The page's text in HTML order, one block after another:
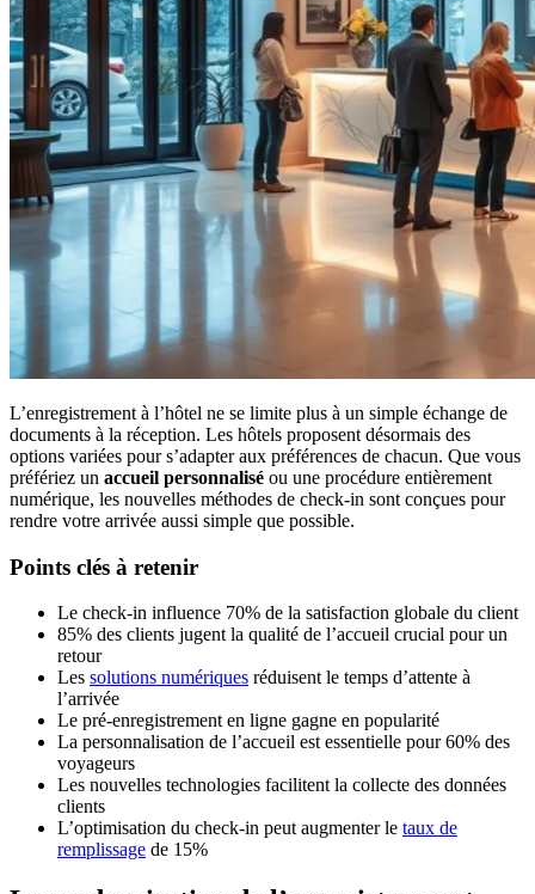
L’enregistrement à l’hôtel ne se limite plus à un simple échange de
documents à la réception. Les hôtels proposent désormais des
options variées pour s’adapter aux préférences de chacun. Que vous
préfériez un accueil personnalisé ou une procédure entièrement
numérique, les nouvelles méthodes de check-in sont conçues pour
rendre votre arrivée aussi simple que possible.
Points clés à retenir
Le check-in influence 70% de la satisfaction globale du client
85% des clients jugent la qualité de l’accueil crucial pour un
retour
Les solutions numériques réduisent le temps d’attente à
l’arrivée
Le pré-enregistrement en ligne gagne en popularité
La personnalisation de l’accueil est essentielle pour 60% des
voyageurs
Les nouvelles technologies facilitent la collecte des données
clients
L’optimisation du check-in peut augmenter le taux de
remplissage de 15%